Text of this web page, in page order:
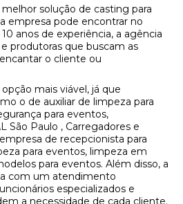
solução de casting para
empresa pode encontrar no
anos de experiência, a agência
produtoras que buscam as
o cliente ou
mais viável, já que
o de auxiliar de limpeza para
para eventos,
São Paulo , Carregadores e
de recepcionista para
para eventos, limpeza em
para eventos. Além disso, a
com um atendimento
especializados e
a necessidade de cada cliente.